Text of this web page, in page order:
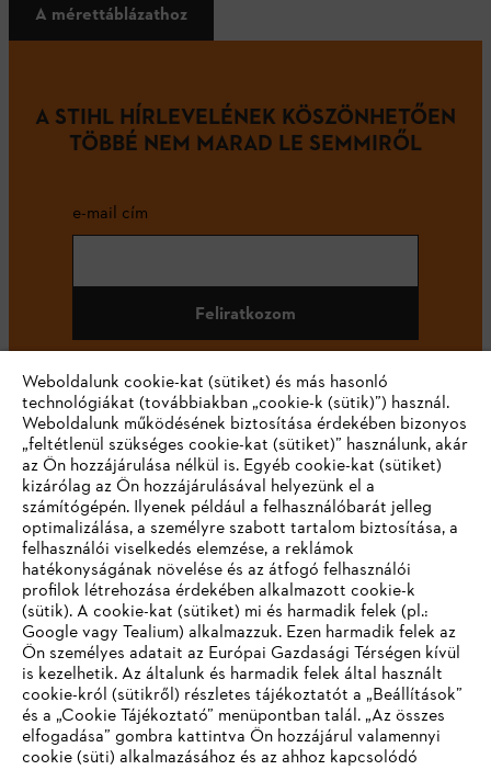
A mérettáblázathoz
A STIHL HÍRLEVELÉNEK KÖSZÖNHETŐEN
TÖBBÉ NEM MARAD LE SEMMIRŐL
e-mail cím
Feliratkozom
#STIHL
Vállalat
STIHL GYIK
Weboldalunk cookie-kat (sütiket) és más hasonló
technológiákat (továbbiakban „cookie-k (sütik)”) használ.
Weboldalunk működésének biztosítása érdekében bizonyos
„feltétlenül szükséges cookie-kat (sütiket)” használunk, akár
az Ön hozzájárulása nélkül is. Egyéb cookie-kat (sütiket)
kizárólag az Ön hozzájárulásával helyezünk el a
számítógépén. Ilyenek például a felhasználóbarát jelleg
optimalizálása, a személyre szabott tartalom biztosítása, a
felhasználói viselkedés elemzése, a reklámok
hatékonyságának növelése és az átfogó felhasználói
profilok létrehozása érdekében alkalmazott cookie-k
(sütik). A cookie-kat (sütiket) mi és harmadik felek (pl.:
Google vagy Tealium) alkalmazzuk. Ezen harmadik felek az
Ön személyes adatait az Európai Gazdasági Térségen kívül
is kezelhetik. Az általunk és harmadik felek által használt
cookie-król (sütikről) részletes tájékoztatót a „Beállítások”
és a „Cookie Tájékoztató” menüpontban talál. „Az összes
elfogadása” gombra kattintva Ön hozzájárul valamennyi
cookie (süti) alkalmazásához és az ahhoz kapcsolódó